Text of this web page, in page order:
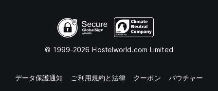
© 1999-2026 Hostelworld.com Limited
データ保護通知 ご利用規約と法律 クーポン バウチャー